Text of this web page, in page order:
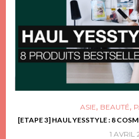
ASIE, BEAUTÉ,
[ETAPE 3] HAUL YESSTYLE : 8
1 AVRIL